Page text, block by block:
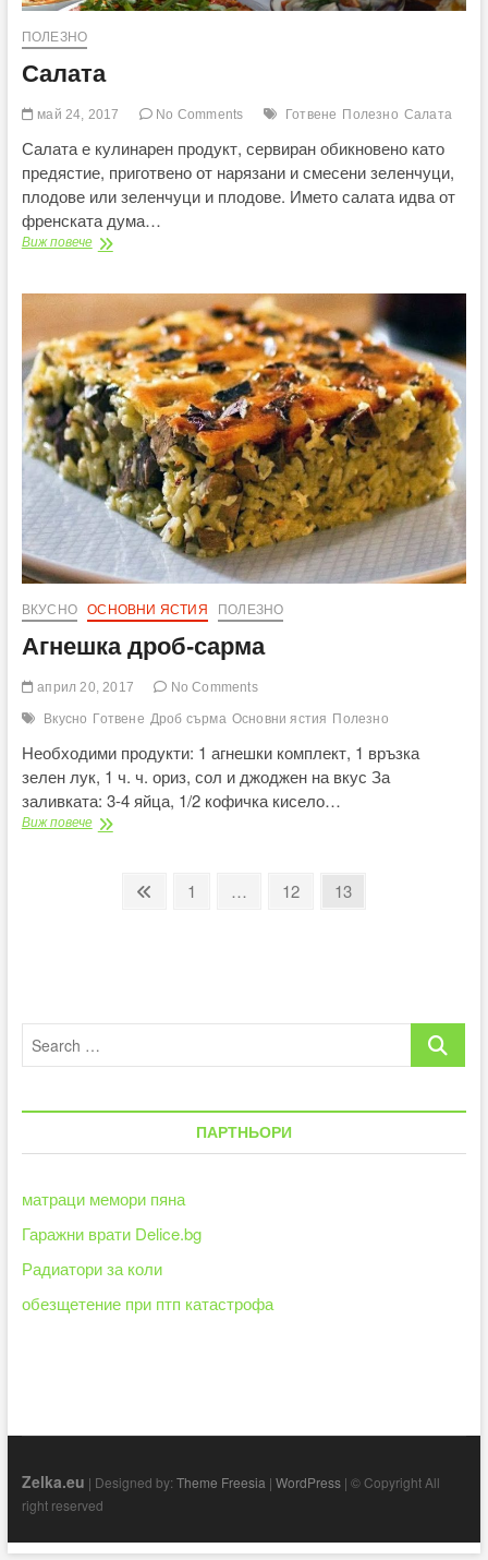
ПОЛЕЗНО
Салата
май 24, 2017 No Comments Готвене Полезно Салата
Салата е кулинарен продукт, сервиран обикновено като
предястие, приготвено от нарязани и смесени зеленчуци,
плодове или зеленчуци и плодове. Името салата идва от
френската дума…
Виж повечеСалата
ВКУСНО ОСНОВНИ ЯСТИЯ ПОЛЕЗНО
Агнешка дроб-сарма
април 20, 2017 No Comments
Вкусно Готвене Дроб сърма Основни ястия Полезно
Необходими продукти: 1 агнешки комплект, 1 връзка
зелен лук, 1 ч. ч. ориз, сол и джоджен на вкус За
заливката: 3-4 яйца, 1/2 кофичка кисело…
Виж повечеАгнешка
Разделяне
страници
Previous
Page
1 … Page
12 Page
13
Search
ПАРТНЬОРИ
матраци мемори пяна
Гаражни врати Delice.bg
Радиатори за коли
обезщетение при птп катастрофа
Zelka.eu | Designed by: Theme Freesia | WordPress| © Copyright All
right reserved